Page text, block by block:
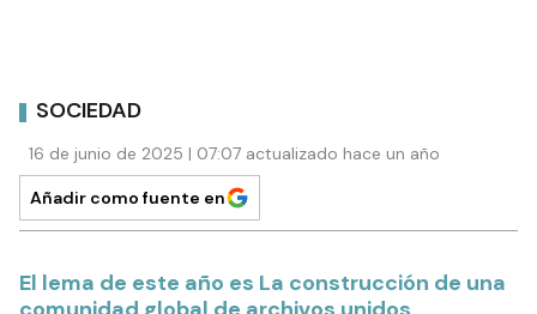
SOCIEDAD
16 de junio de 2025 | 07:07 actualizado hace un año
Añadir como fuente en
El lema de este año es La construcción de una